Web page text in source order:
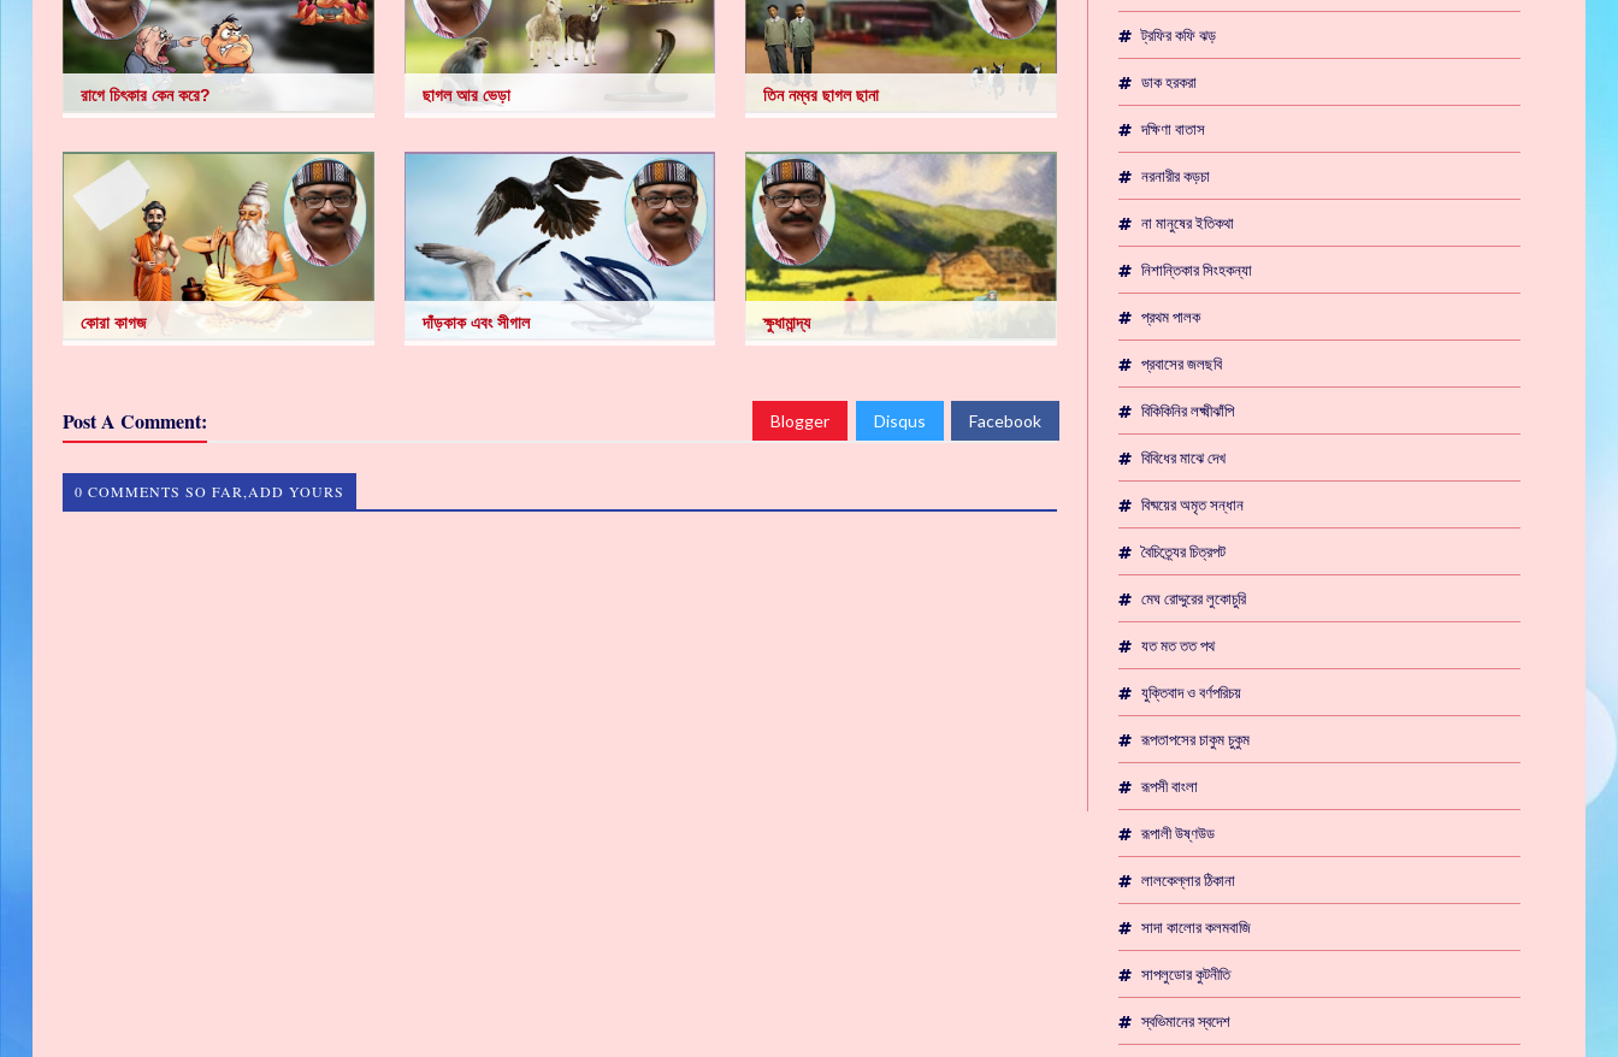
রাগে চিৎকার কেন করে? ছাগল আর ভেড়া তিন নম্বর ছাগল ছানা
কোরা কাগজ দাঁড়কাক এবং সীগাল ক্ষুধামান্দ্য
Post A Comment: Blogger Disqus Facebook
0 COMMENTS SO FAR,ADD YOURS
ট্রফির কফি ঝড়
ডাক হরকরা
দক্ষিণা বাতাস
নরনারীর কড়চা
না মানুষের ইতিকথা
নিশান্তিকার সিংহকন্যা
প্রথম পালক
প্রবাসের জলছবি
বিকিকিনির লক্ষ্মীঝাঁপি
বিবিধের মাঝে দেখ
বিষ্ময়ের অমৃত সন্ধান
বৈচিত্র্যের চিত্রপট
মেঘ রোদ্দুরের লুকোচুরি
যত মত তত পথ
যুক্তিবাদ ও বর্ণপরিচয়
রূপতাপসের চাকুম চুকুম
রূপসী বাংলা
রূপালী উষ্ণউড
লালকেল্লার ঠিকানা
সাদা কালোর কলমবাজি
সাপলুডোর কুটনীতি
স্বভিমানের স্বদেশ